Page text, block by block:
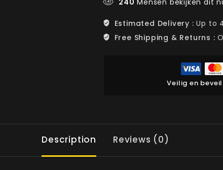
Estimated Delivery :Up to
Free Shipping & Returns :
Veilig en
Description Reviews (0)